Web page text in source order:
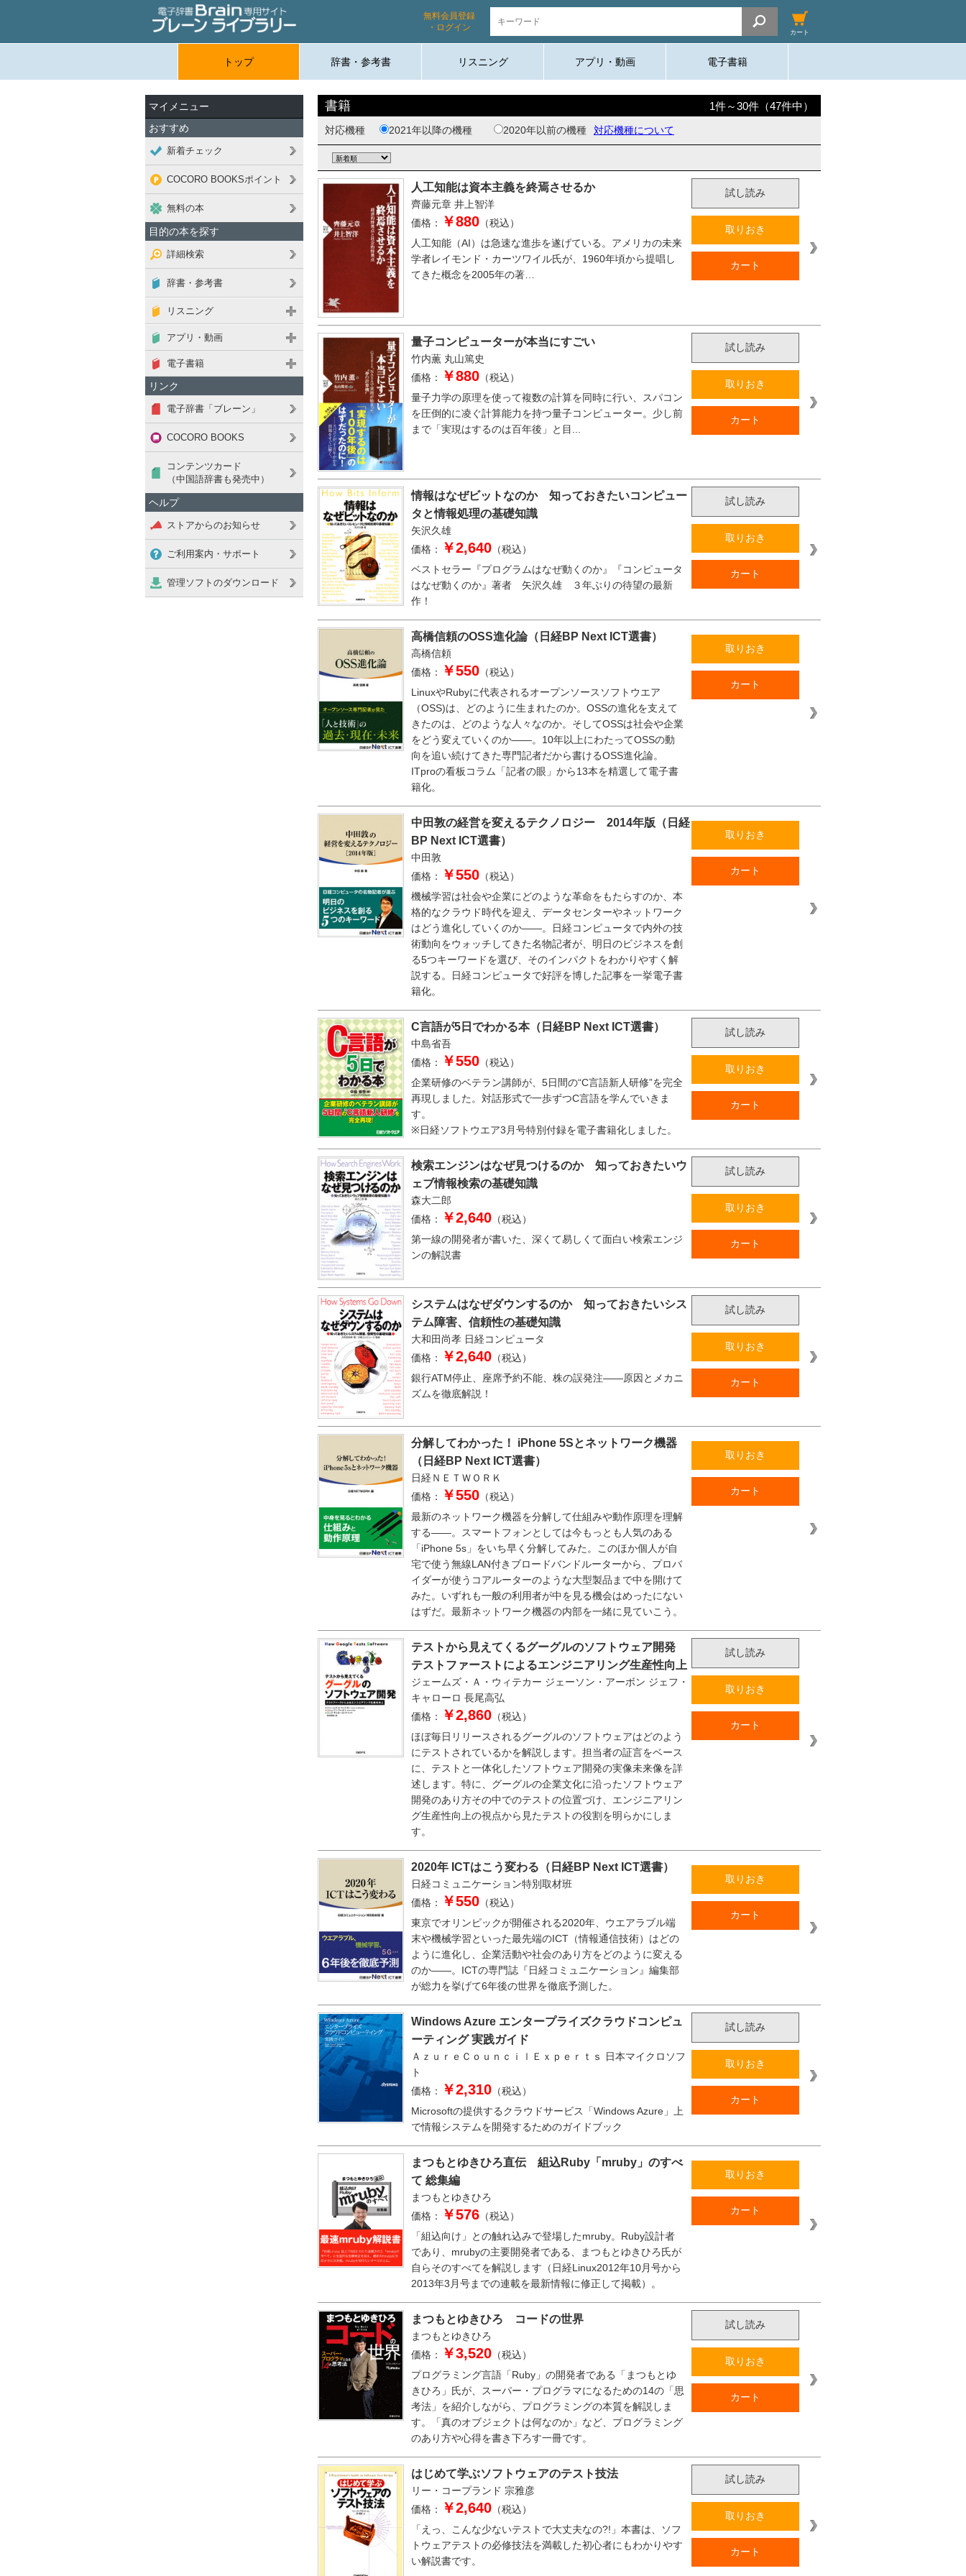
無料会員登録
・ログイン
カート
トップ 辞書・参考書 リスニング アプリ・動画 電子書籍
書籍 1件～30件（47件中）
対応機種 2021年以降の機種 2020年以前の機種 対応機種について
人工知能は資本主義を終焉させるか
齊藤元章 井上智洋
価格：
￥880 （税込）
試し読み
取りおき
カート
人工知能（AI）は急速な進歩を遂げている。アメリカの未来
学者レイモンド・カーツワイル氏が、1960年頃から提唱し
てきた概念を2005年の著…
量子コンピューターが本当にすごい
竹内薫 丸山篤史
価格：
￥880 （税込）
試し読み
取りおき
カート
量子力学の原理を使って複数の計算を同時に行い、スパコン
を圧倒的に凌ぐ計算能力を持つ量子コンピューター。少し前
まで「実現はするのは百年後」と目...
情報はなぜビットなのか 知っておきたいコンピュー
タと情報処理の基礎知識
矢沢久雄
価格：
￥2,640 （税込）
試し読み
取りおき
カート
ベストセラー『プログラムはなぜ動くのか』『コンピュータ
はなぜ動くのか』著者 矢沢久雄 ３年ぶりの待望の最新
作！
高橋信頼のOSS進化論（日経BP Next ICT選書）
高橋信頼
価格：
￥550 （税込）
取りおき
カート
LinuxやRubyに代表されるオープンソースソフトウエア
（OSS)は、どのように生まれたのか。OSSの進化を支えて
きたのは、どのような人々なのか。そしてOSSは社会や企業
をどう変えていくのか――。10年以上にわたってOSSの動
向を追い続けてきた専門記者だから書けるOSS進化論。
ITproの看板コラム「記者の眼」から13本を精選して電子書
籍化。
中田敦の経営を変えるテクノロジー 2014年版（日経
BP Next ICT選書）
中田敦
価格：
￥550 （税込）
取りおき
カート
機械学習は社会や企業にどのような革命をもたらすのか、本
格的なクラウド時代を迎え、データセンターやネットワーク
はどう進化していくのか――。日経コンピュータで内外の技
術動向をウォッチしてきた名物記者が、明日のビジネスを創
る5つキーワードを選び、そのインパクトをわかりやすく解
説する。日経コンピュータで好評を博した記事を一挙電子書
籍化。
C言語が5日でわかる本（日経BP Next ICT選書）
中島省吾
価格：
￥550 （税込）
試し読み
取りおき
カート
企業研修のベテラン講師が、5日間の“C言語新人研修”を完全
再現しました。対話形式で一歩ずつC言語を学んでいきま
す。
※日経ソフトウエア3月号特別付録を電子書籍化しました。
検索エンジンはなぜ見つけるのか 知っておきたいウ
ェブ情報検索の基礎知識
森大二郎
価格：
￥2,640 （税込）
試し読み
取りおき
カート
第一線の開発者が書いた、深くて易しくて面白い検索エンジ
ンの解説書
システムはなぜダウンするのか 知っておきたいシス
テム障害、信頼性の基礎知識
大和田尚孝 日経コンピュータ
価格：
￥2,640 （税込）
試し読み
取りおき
カート
銀行ATM停止、座席予約不能、株の誤発注――原因とメカニ
ズムを徹底解説！
分解してわかった！ iPhone 5Sとネットワーク機器
（日経BP Next ICT選書）
日経ＮＥＴＷＯＲＫ
価格：
￥550 （税込）
取りおき
カート
最新のネットワーク機器を分解して仕組みや動作原理を理解
する――。スマートフォンとしては今もっとも人気のある
「iPhone 5s」をいち早く分解してみた。このほか個人が自
宅で使う無線LAN付きブロードバンドルーターから、プロバ
イダーが使うコアルーターのような大型製品まで中を開けて
みた。いずれも一般の利用者が中を見る機会はめったにない
はずだ。最新ネットワーク機器の内部を一緒に見ていこう。
テストから見えてくるグーグルのソフトウェア開発
テストファーストによるエンジニアリング生産性向上
ジェームズ・Ａ・ウィテカー ジェーソン・アーボン ジェフ・
キャローロ 長尾高弘
価格：
￥2,860 （税込）
試し読み
取りおき
カート
ほぼ毎日リリースされるグーグルのソフトウェアはどのよう
にテストされているかを解説します。担当者の証言をベース
に、テストと一体化したソフトウェア開発の実像未来像を詳
述します。特に、グーグルの企業文化に沿ったソフトウェア
開発のあり方その中でのテストの位置づけ、エンジニアリン
グ生産性向上の視点から見たテストの役割を明らかにしま
す。
2020年 ICTはこう変わる（日経BP Next ICT選書）
日経コミュニケーション特別取材班
価格：
￥550 （税込）
取りおき
カート
東京でオリンピックが開催される2020年、ウエアラブル端
末や機械学習といった最先端のICT（情報通信技術）はどの
ように進化し、企業活動や社会のあり方をどのように変える
のか――。ICTの専門誌『日経コミュニケーション』編集部
が総力を挙げて6年後の世界を徹底予測した。
Windows Azure エンタープライズクラウドコンピュ
ーティング 実践ガイド
ＡｚｕｒｅＣｏｕｎｃｉｌＥｘｐｅｒｔｓ
日本マイクロソフ
ト
価格：
￥2,310 （税込）
試し読み
取りおき
カート
Microsoftの提供するクラウドサービス「Windows Azure」上
で情報システムを開発するためのガイドブック
まつもとゆきひろ直伝 組込Ruby「mruby」のすべ
て 総集編
まつもとゆきひろ
価格：
￥576 （税込）
取りおき
カート
「組込向け」との触れ込みで登場したmruby。Ruby設計者
であり、mrubyの主要開発者である、まつもとゆきひろ氏が
自らそのすべてを解説します（日経Linux2012年10月号から
2013年3月号までの連載を最新情報に修正して掲載）。
まつもとゆきひろ コードの世界
まつもとゆきひろ
価格：
￥3,520 （税込）
試し読み
取りおき
カート
プログラミング言語「Ruby」の開発者である「まつもとゆ
きひろ」氏が、スーパー・プログラマになるための14の「思
考法」を紹介しながら、プログラミングの本質を解説しま
す。「真のオブジェクトは何なのか」など、プログラミング
のあり方や心得を書き下ろす一冊です。
はじめて学ぶソフトウェアのテスト技法
リー・コープランド 宗雅彦
価格：
￥2,640 （税込）
試し読み
取りおき
カート
「えっ、こんな少ないテストで大丈夫なの?!」本書は、ソフ
トウェアテストの必修技法を満載した初心者にもわかりやす
い解説書です。
マイメニュー
おすすめ
新着チェック
COCORO BOOKSポイント
無料の本
目的の本を探す
詳細検索
辞書・参考書
リスニング
アプリ・動画
電子書籍
リンク
電子辞書「ブレーン」
COCORO BOOKS
コンテンツカード
（中国語辞書も発売中）
ヘルプ
ストアからのお知らせ
ご利用案内・サポート
管理ソフトのダウンロード